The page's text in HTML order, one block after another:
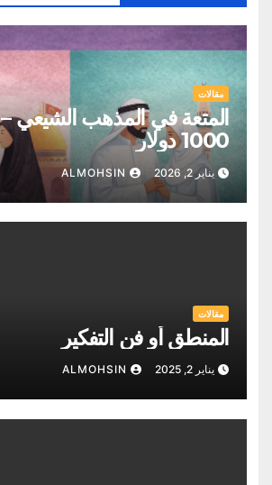
مقالات
المتعة في المذهب الشيعي
1000 دولار
يناير 2, 2026 ALMOHSIN
مقالات
المنطق أو فن التفكير
يناير 2, 2025 ALMOHSIN